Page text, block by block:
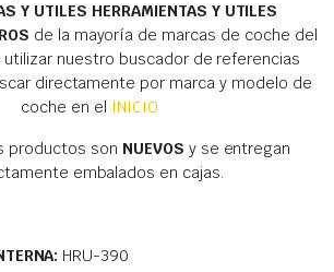
Y UTILES HERRAMIENTAS Y UTILES
de la mayoría de marcas de coche del
utilizar nuestro buscador de referencias
directamente por marca y modelo de
coche en el INICIO
productos son NUEVOS y se entregan
embalados en cajas.
HRU-390